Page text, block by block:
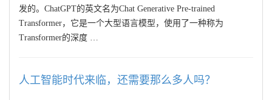
发的。ChatGPT的英文名为Chat Generative Pre-trained
Transformer，它是一个大型语言模型，使用了一种称为
Transformer的深度 …
人工智能时代来临，还需要那么多人吗？